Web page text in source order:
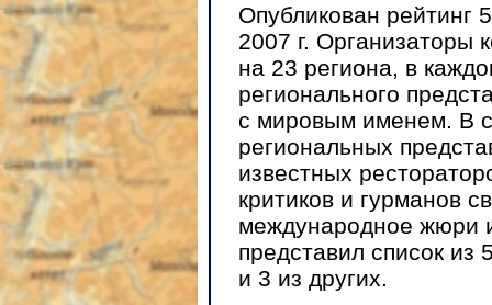
Опубликован рейтинг
2007 г. Организаторы
на 23 региона, в
регионального
с мировым именем. В
региональных
известных
критиков и гурманов
международное жюри
представил список из
и 3 из других.